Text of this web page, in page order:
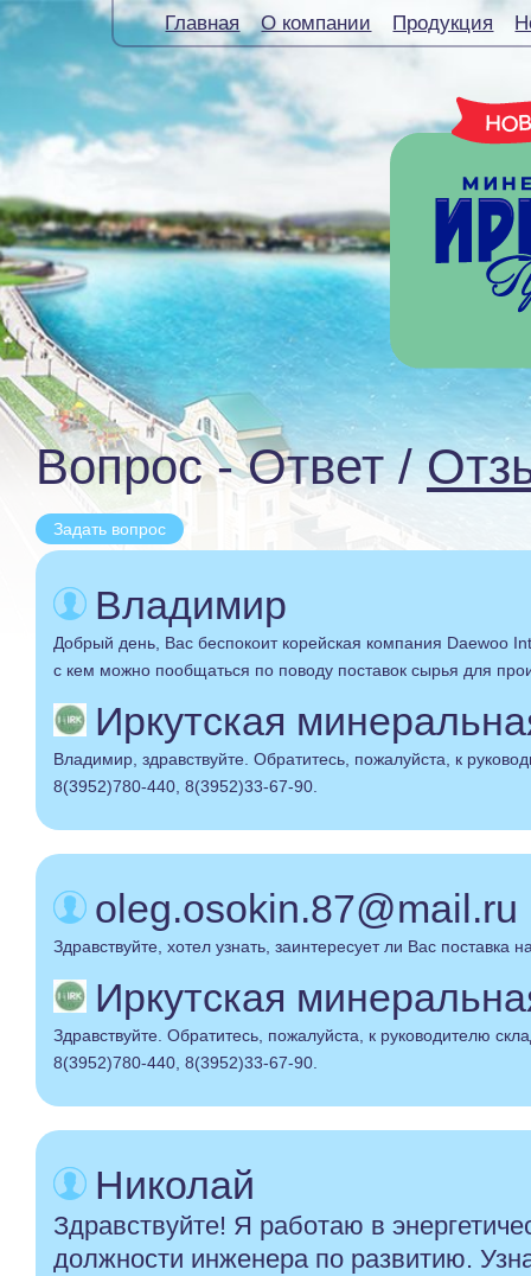
Главная О компании Продукция
Вопрос - Ответ /
Задать вопрос
Владимир
Добрый день, Вас беспокоит корейская компания Daewoo
с кем можно пообщаться по поводу поставок сырья для
Иркутская
Владимир, здравствуйте. Обратитесь, пожалуйста, к
8(3952)780-440, 8(3952)33-67-90.
oleg.osokin.87@mail.ru
Здравствуйте, хотел узнать, заинтересует ли Вас поставка
Иркутская
Здравствуйте. Обратитесь, пожалуйста, к руководителю
8(3952)780-440, 8(3952)33-67-90.
Николай
Здравствуйте! Я работаю в
должности инженера по развитию.